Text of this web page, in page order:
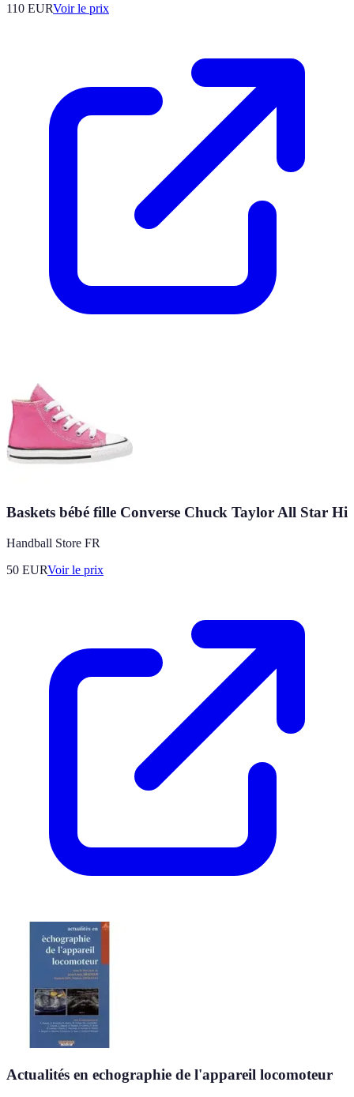
110 EURVoir le prix
Baskets bébé fille Converse Chuck Taylor All Star Hi
Handball Store FR
50 EURVoir le prix
Actualités en echographie de l'appareil locomoteur